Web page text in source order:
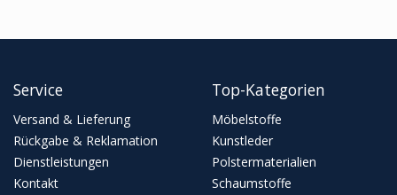
Service
Versand & Lieferung
Rückgabe & Reklamation
Dienstleistungen
Kontakt
Top-Kategorien
Möbelstoffe
Kunstleder
Polstermaterialien
Schaumstoffe